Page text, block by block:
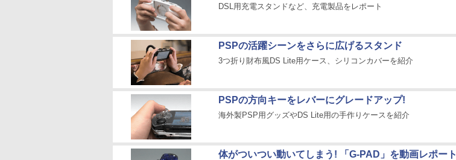
DSL用充電スタンドなど、充電製品をレポート
PSPの活躍シーンをさらに広げるスタンド
3つ折り財布風DS Lite用ケース、シリコンカバーを紹介
PSPの方向キーをレバーにグレードアップ!
海外製PSP用グッズやDS Lite用の手作りケースを紹介
体がついつい動いてしまう! 「G-PAD」を動画レポート